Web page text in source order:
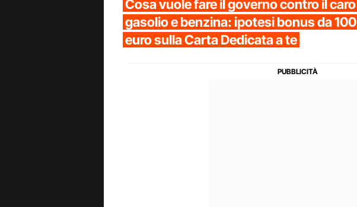
Cosa vuole fare il governo contro il caro
gasolio e benzina: ipotesi bonus da 100
euro sulla Carta Dedicata a te